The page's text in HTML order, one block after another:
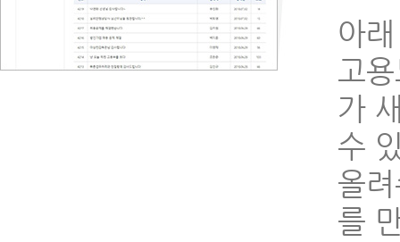
아
고
가
수
올
를